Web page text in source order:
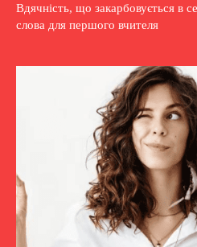
Вдячність, що закарбовується в
слова для першого вчителя